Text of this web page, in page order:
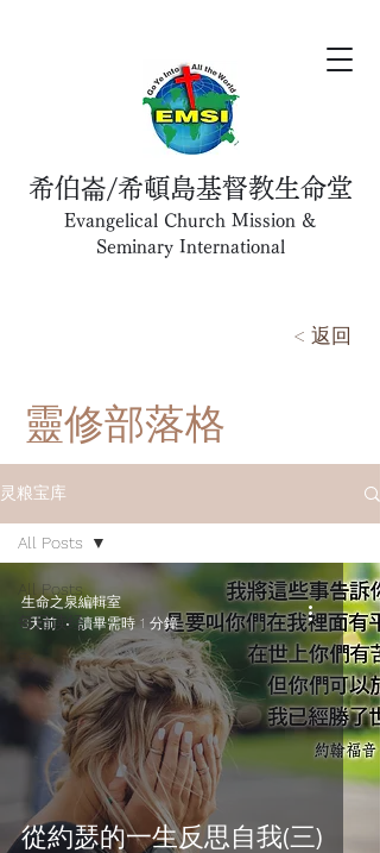
希伯崙/希頓島基督教生命堂
Evangelical Church Mission &
Seminary International
< 返回
靈修部落格
灵粮宝库
All Posts
每日读经
Ex
All Posts
從約瑟的一生反思自我(三)
生命之泉編輯室
3天前
讀畢需時 1 分鐘